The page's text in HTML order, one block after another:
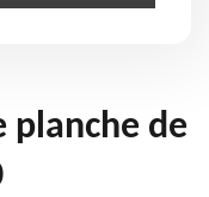
planche de